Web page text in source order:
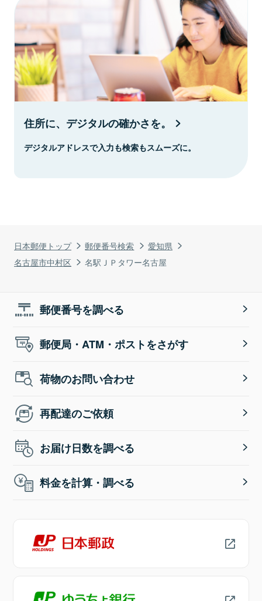
日本郵便トップ 郵便番号検索
愛知県
名古屋市中村区
名駅ＪＰタワー名古屋
住所に、デジタルの確かさを。
デジタルアドレスで入力も検索もスムーズに。
郵便番号を調べる
郵便局・ATM・ポストをさがす
荷物のお問い合わせ
再配達のご依頼
お届け日数を調べる
料金を計算・調べる